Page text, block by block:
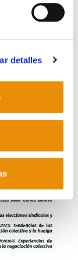
detalles